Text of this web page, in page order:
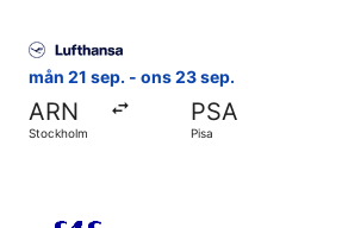
mån 21 sep. - ons 23 sep.
ARN
Stockholm
PSA
Pisa
Välj flyg med Scandinavian